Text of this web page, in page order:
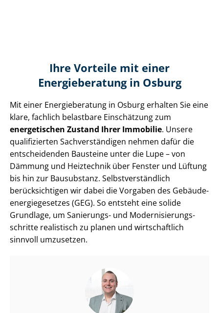
Ihre Vorteile mit einer
Energieberatung in Osburg
Mit einer Energieberatung in Osburg erhalten Sie eine
klare, fachlich belastbare Einschätzung zum
energetischen Zustand Ihrer Immobilie. Unsere
qualifizierten Sach­ver­stän­di­gen nehmen dafür die
entscheidenden Bausteine unter die Lupe – von
Dämmung und Heiztechnik über Fenster und Lüftung
bis hin zur Bausubstanz. Selbst­ver­ständ­lich
berücksichtigen wir dabei die Vorgaben des Ge­bäu­de­
en­er­gie­ge­set­zes (GEG). So entsteht eine solide
Grundlage, um Sanierungs- und Mo­der­ni­sie­rungs­
schrit­te realistisch zu planen und wirtschaftlich
sinnvoll umzusetzen.